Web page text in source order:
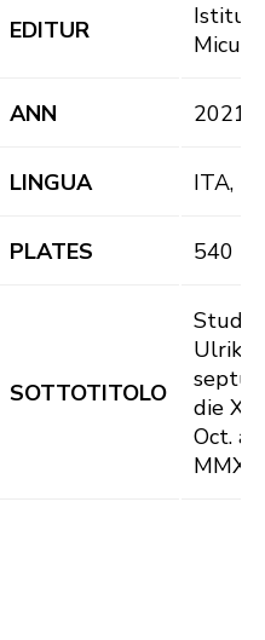
EDITUR
Istitut
ANN 2021
LINGUA ITA,
PLATES 540
SOTTOTITOLO
Studia
Ulrike
die
Oct.